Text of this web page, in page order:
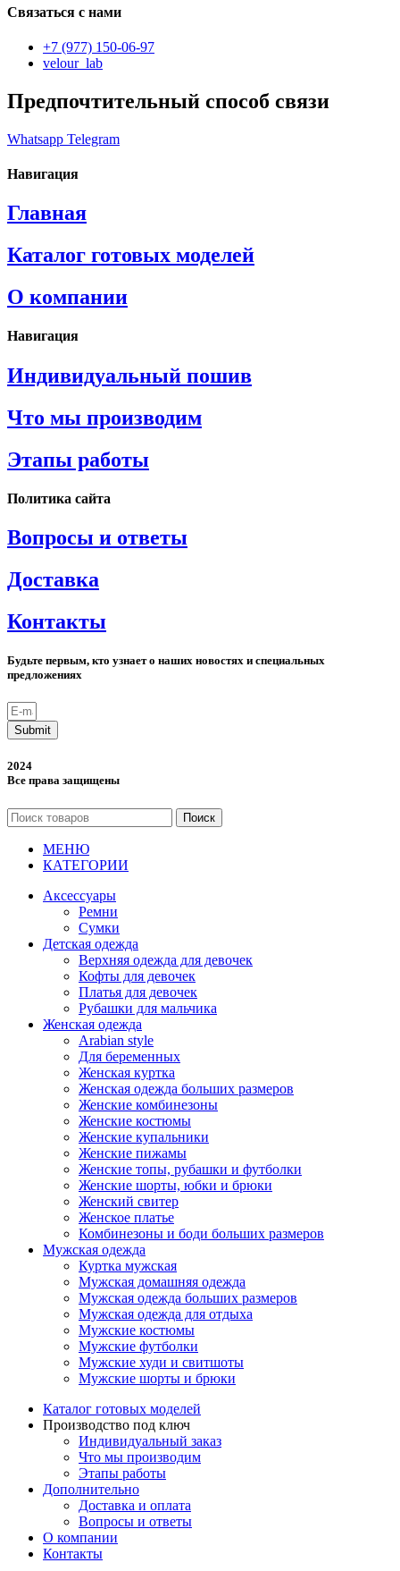
Связаться с нами
+7 (977) 150-06-97
velour_lab
Предпочтительный способ связи
Whatsapp Telegram
Навигация
Главная
Каталог готовых моделей
О компании
Навигация
Индивидуальный пошив
Что мы производим
Этапы работы
Политика сайта
Вопросы и ответы
Доставка
Контакты
Будьте первым, кто узнает о наших новостях и специальных
предложениях
Submit
2024
Все права защищены
Поиск
МЕНЮ
КАТЕГОРИИ
Аксессуары
Ремни
Сумки
Детская одежда
Верхняя одежда для девочек
Кофты для девочек
Платья для девочек
Рубашки для мальчика
Женская одежда
Arabian style
Для беременных
Женская куртка
Женская одежда больших размеров
Женские комбинезоны
Женские костюмы
Женские купальники
Женские пижамы
Женские топы, рубашки и футболки
Женские шорты, юбки и брюки
Женский свитер
Женское платье
Комбинезоны и боди больших размеров
Мужская одежда
Куртка мужская
Мужская домашняя одежда
Мужская одежда больших размеров
Мужская одежда для отдыха
Мужские костюмы
Мужские футболки
Мужские худи и свитшоты
Мужские шорты и брюки
Каталог готовых моделей
Производство под ключ
Индивидуальный заказ
Что мы производим
Этапы работы
Дополнительно
Доставка и оплата
Вопросы и ответы
О компании
Контакты